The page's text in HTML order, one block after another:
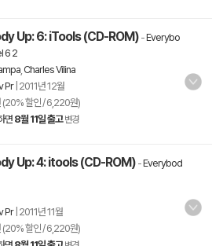
Up: 6: iTools (CD-ROM) -Everybo
6 2
Charles Vilina
Pr| 2011년 12월
(20% 할인 / 6,220원)
면8월 11일 출고 변경
Up: 4: itools (CD-ROM) -Everybod
Pr| 2011년 11월
(20% 할인 / 6,220원)